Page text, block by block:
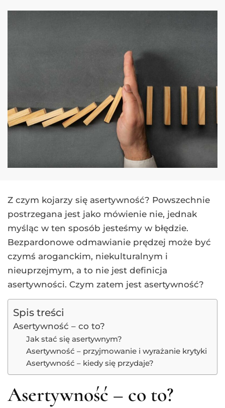
Z czym kojarzy się asertywność? Powszechnie
postrzegana jest jako mówienie nie, jednak
myśląc w ten sposób jesteśmy w błędzie.
Bezpardonowe odmawianie prędzej może być
czymś aroganckim, niekulturalnym i
nieuprzejmym, a to nie jest definicja
asertywności. Czym zatem jest asertywność?
Spis treści
Asertywność – co to?
Jak stać się asertywnym?
Asertywność – przyjmowanie i wyrażanie krytyki
Asertywność – kiedy się przydaje?
Asertywność – co to?